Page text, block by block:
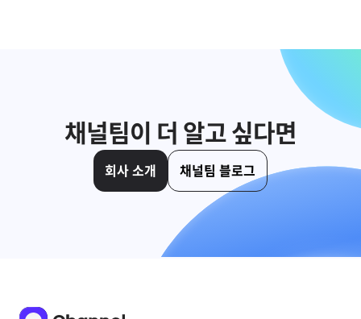
채널팀이 더 알고 싶다면
회사 소개 채널팀 블로그